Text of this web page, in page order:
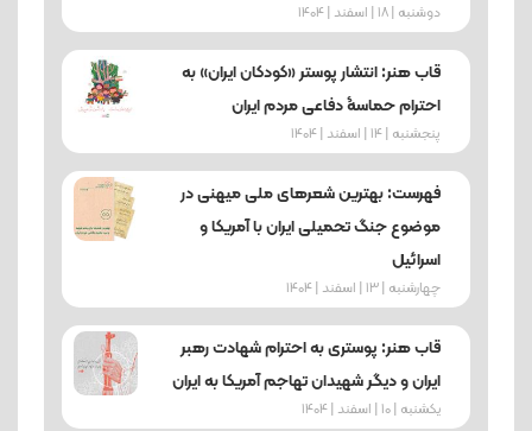
دوشنبه | 18 | اسفند | 1404
قاب هنر: انتشار پوستر «کودکان ایران» به
احترام حماسۀ دفاعی مردم ایران
پنجشنبه | 14 | اسفند | 1404
فهرست: بهترین شعرهای ملی میهنی در
موضوع جنگ تحمیلی ایران با آمریکا و
اسرائیل
چهارشنبه | 13 | اسفند | 1404
قاب هنر: پوستری به احترام شهادت رهبر
ایران و دیگر شهیدان تهاجم آمریکا به ایران
یکشنبه | 10 | اسفند | 1404